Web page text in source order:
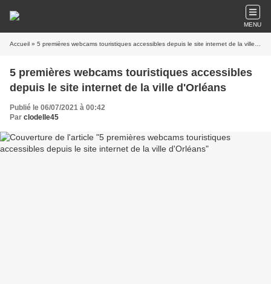
MENU
Accueil » 5 premières webcams touristiques accessibles depuis le site internet de la ville d'Orléans
5 premières webcams touristiques accessibles
depuis le site internet de la ville d'Orléans
Publié le 06/07/2021 à 00:42
Par clodelle45